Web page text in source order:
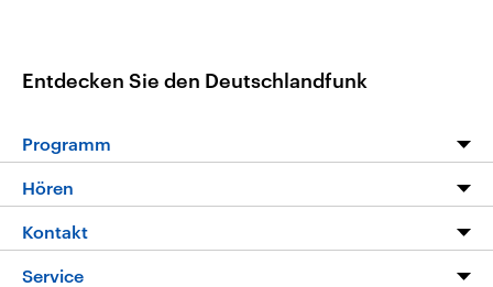
Entdecken Sie den Deutschlandfunk
Programm
Programm
Die Nachrichten
Hören
Livestream
Kontakt
Hörerservice
Service